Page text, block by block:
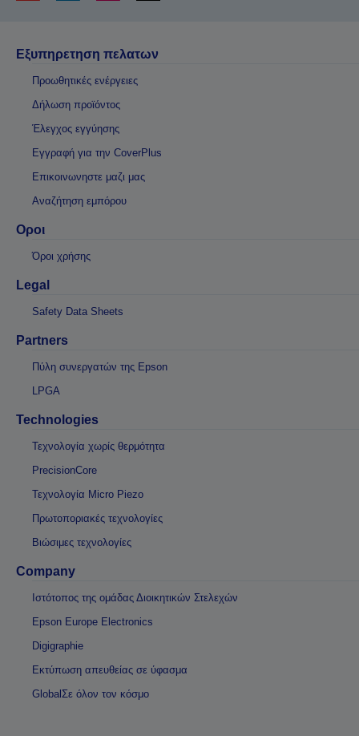
Εξυπηρετηση πελατων
Προωθητικές ενέργειες
Δήλωση προϊόντος
Έλεγχος εγγύησης
Εγγραφή για την CoverPlus
Επικοινωνηστε μαζι μας
Αναζήτηση εμπόρου
Οροι
Όροι χρήσης
Legal
Safety Data Sheets
Partners
Πύλη συνεργατών της Epson
LPGA
Technologies
Τεχνολογία χωρίς θερμότητα
PrecisionCore
Τεχνολογία Micro Piezo
Πρωτοποριακές τεχνολογίες
Βιώσιμες τεχνολογίες
Company
Ιστότοπος της ομάδας Διοικητικών Στελεχών
Epson Europe Electronics
Digigraphie
Εκτύπωση απευθείας σε ύφασμα
GlobalΣε όλον τον κόσμο